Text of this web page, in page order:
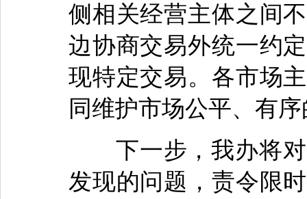
侧相关经营主体之间
边协商交易外统一约
现特定交易。各市场
同维护市场公平、有
下一步，我办将对
发现的问题，责令限